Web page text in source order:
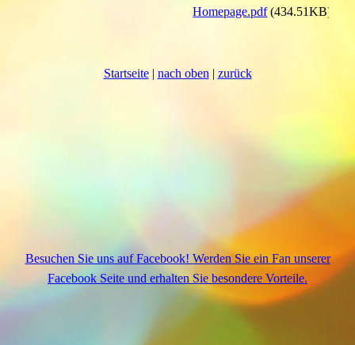
Homepage.pdf(434.51KB)
Startseite| nach oben | zurück
Besuchen Sie uns auf Facebook! Werden Sie ein Fan unserer
Facebook Seite und erhalten Sie besondere Vorteile.